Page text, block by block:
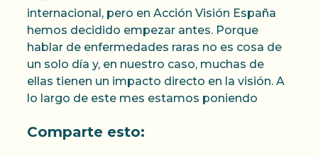
internacional, pero en Acción Visión España
hemos decidido empezar antes. Porque
hablar de enfermedades raras no es cosa de
un solo día y, en nuestro caso, muchas de
ellas tienen un impacto directo en la visión. A
lo largo de este mes estamos poniendo
Comparte esto: